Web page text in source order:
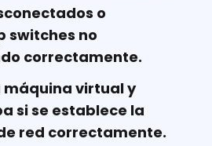
o
switches no
correctamente.
máquina virtual y
si se establece la
red correctamente.